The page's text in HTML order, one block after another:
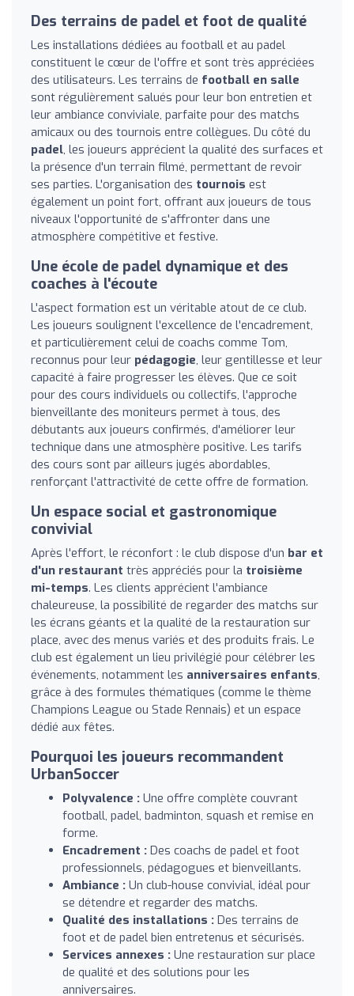
Des terrains de padel et foot de qualité
Les installations dédiées au football et au padel
constituent le cœur de l'offre et sont très appréciées
des utilisateurs. Les terrains de football en salle
sont régulièrement salués pour leur bon entretien et
leur ambiance conviviale, parfaite pour des matchs
amicaux ou des tournois entre collègues. Du côté du
padel, les joueurs apprécient la qualité des surfaces et
la présence d'un terrain filmé, permettant de revoir
ses parties. L'organisation des tournois est
également un point fort, offrant aux joueurs de tous
niveaux l'opportunité de s'affronter dans une
atmosphère compétitive et festive.
Une école de padel dynamique et des
coaches à l'écoute
L'aspect formation est un véritable atout de ce club.
Les joueurs soulignent l'excellence de l'encadrement,
et particulièrement celui de coachs comme Tom,
reconnus pour leur pédagogie, leur gentillesse et leur
capacité à faire progresser les élèves. Que ce soit
pour des cours individuels ou collectifs, l'approche
bienveillante des moniteurs permet à tous, des
débutants aux joueurs confirmés, d'améliorer leur
technique dans une atmosphère positive. Les tarifs
des cours sont par ailleurs jugés abordables,
renforçant l'attractivité de cette offre de formation.
Un espace social et gastronomique
convivial
Après l'effort, le réconfort : le club dispose d'un bar et
d'un restaurant très appréciés pour la troisième
mi-temps. Les clients apprécient l'ambiance
chaleureuse, la possibilité de regarder des matchs sur
les écrans géants et la qualité de la restauration sur
place, avec des menus variés et des produits frais. Le
club est également un lieu privilégié pour célébrer les
événements, notamment les anniversaires enfants,
grâce à des formules thématiques (comme le thème
Champions League ou Stade Rennais) et un espace
dédié aux fêtes.
Pourquoi les joueurs recommandent
UrbanSoccer
Polyvalence : Une offre complète couvrant
football, padel, badminton, squash et remise en
forme.
Encadrement : Des coachs de padel et foot
professionnels, pédagogues et bienveillants.
Ambiance : Un club-house convivial, idéal pour
se détendre et regarder des matchs.
Qualité des installations : Des terrains de
foot et de padel bien entretenus et sécurisés.
Services annexes : Une restauration sur place
de qualité et des solutions pour les
anniversaires.